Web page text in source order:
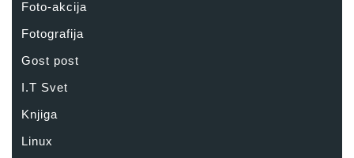
Foto-akcija
Fotografija
Gost post
I.T Svet
Knjiga
Linux